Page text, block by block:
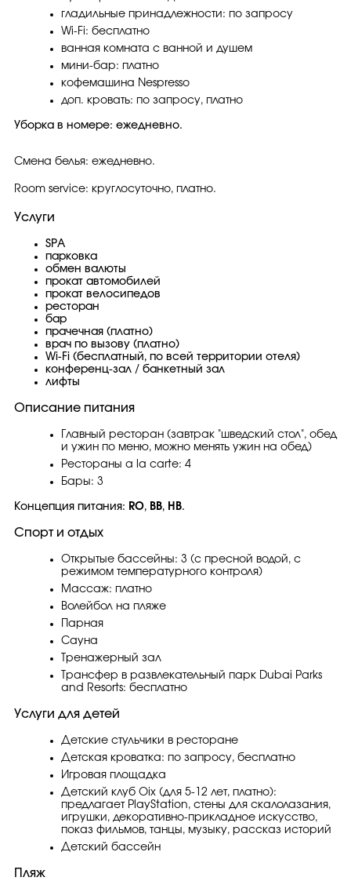
гладильные принадлежности: по запросу
Wi-Fi: бесплатно
ванная комната с ванной и душем
мини-бар: платно
кофемашина Nespresso
доп. кровать: по запросу, платно
Уборка в номере: ежедневно.
Смена белья: ежедневно.
Room service: круглосуточно, платно.
Услуги
SPA
парковка
обмен валюты
прокат автомобилей
прокат велосипедов
ресторан
бар
прачечная (платно)
врач по вызову (платно)
Wi-Fi (бесплатный, по всей территории отеля)
конференц-зал / банкетный зал
лифты
Описание питания
Главный ресторан (завтрак "шведский стол", обед
и ужин по меню, можно менять ужин на обед)
Рестораны a la carte: 4
Бары: 3
Концепция питания: RO, BB, HB.
Спорт и отдых
Открытые бассейны: 3 (с пресной водой, с
режимом температурного контроля)
Массаж: платно
Волейбол на пляже
Парная
Сауна
Тренажерный зал
Трансфер в развлекательный парк Dubai Parks
and Resorts: бесплатно
Услуги для детей
Детские стульчики в ресторане
Детская кроватка: по запросу, бесплатно
Игровая площадка
Детский клуб Oix (для 5-12 лет, платно):
предлагает PlayStation, стены для скалолазания,
игрушки, декоративно-прикладное искусство,
показ фильмов, танцы, музыку, рассказ историй
Детский бассейн
Пляж